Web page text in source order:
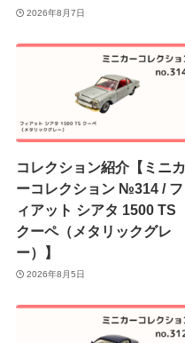
2026年8月7日
コレクション紹介【ミニカ
ーコレクション №314 / フ
ィアット シアタ 1500 TS
クーペ（メタリックグレ
ー）】
2026年8月5日